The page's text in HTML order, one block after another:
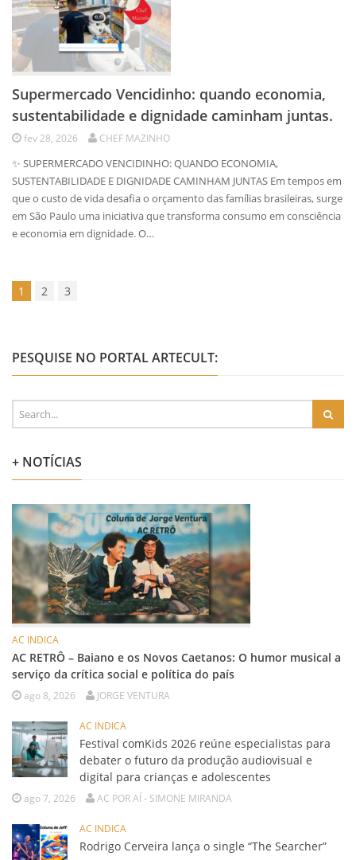
Supermercado Vencidinho: quando economia,
sustentabilidade e dignidade caminham juntas.
fev 28, 2026 CHEF MAZINHO
✨ SUPERMERCADO VENCIDINHO: QUANDO ECONOMIA,
SUSTENTABILIDADE E DIGNIDADE CAMINHAM JUNTAS Em tempos em
que o custo de vida desafia o orçamento das famílias brasileiras, surge
em São Paulo uma iniciativa que transforma consumo em consciência
e economia em dignidade. O…
1 2 3
PESQUISE NO PORTAL ARTECULT:
+ NOTÍCIAS
AC INDICA
AC RETRÔ – Baiano e os Novos Caetanos: O humor musical a
serviço da crítica social e política do país
ago 8, 2026 JORGE VENTURA
AC INDICA
Festival comKids 2026 reúne especialistas para
debater o futuro da produção audiovisual e
digital para crianças e adolescentes
ago 7, 2026 AC POR AÍ - SIMONE MIRANDA
AC INDICA
Rodrigo Cerveira lança o single “The Searcher”